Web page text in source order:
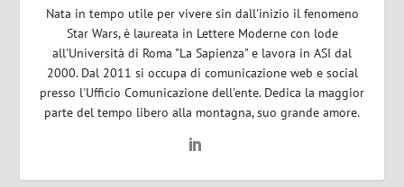
Nata in tempo utile per vivere sin dall'inizio il fenomeno
Star Wars, è laureata in Lettere Moderne con lode
all'Università di Roma "La Sapienza" e lavora in ASI dal
2000. Dal 2011 si occupa di comunicazione web e social
presso l'Ufficio Comunicazione dell'ente. Dedica la maggior
parte del tempo libero alla montagna, suo grande amore.